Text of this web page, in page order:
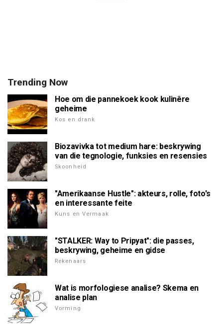
Trending Now
Hoe om die pannekoek kook kulinêre
geheime
Kos en drank
Biozavivka tot medium hare: beskrywing
van die tegnologie, funksies en resensies
Skoonheid
"Amerikaanse Hustle": akteurs, rolle, foto's
en interessante feite
Kuns en Vermaak
"STALKER: Way to Pripyat": die passes,
beskrywing, geheime en gidse
Rekenaars
Wat is morfologiese analise? Skema en
analise plan
Vorming